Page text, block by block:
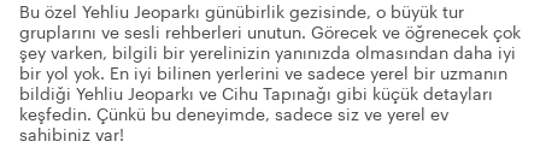
Bu özel Yehliu Jeoparkı günübirlik gezisinde, o büyük tur
gruplarını ve sesli rehberleri unutun. Görecek ve öğrenecek çok
şey varken, bilgili bir yerelinizin yanınızda olmasından daha iyi
bir yol yok. En iyi bilinen yerlerini ve sadece yerel bir uzmanın
bildiği Yehliu Jeoparkı ve Cihu Tapınağı gibi küçük detayları
keşfedin. Çünkü bu deneyimde, sadece siz ve yerel ev
sahibiniz var!